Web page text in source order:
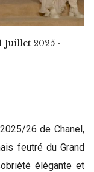
Juillet 2025 -
26 de Chanel,
feutré du Grand
élégante et